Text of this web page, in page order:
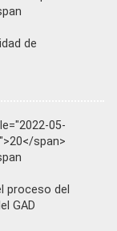
de
05-
span>
proceso del
GAD